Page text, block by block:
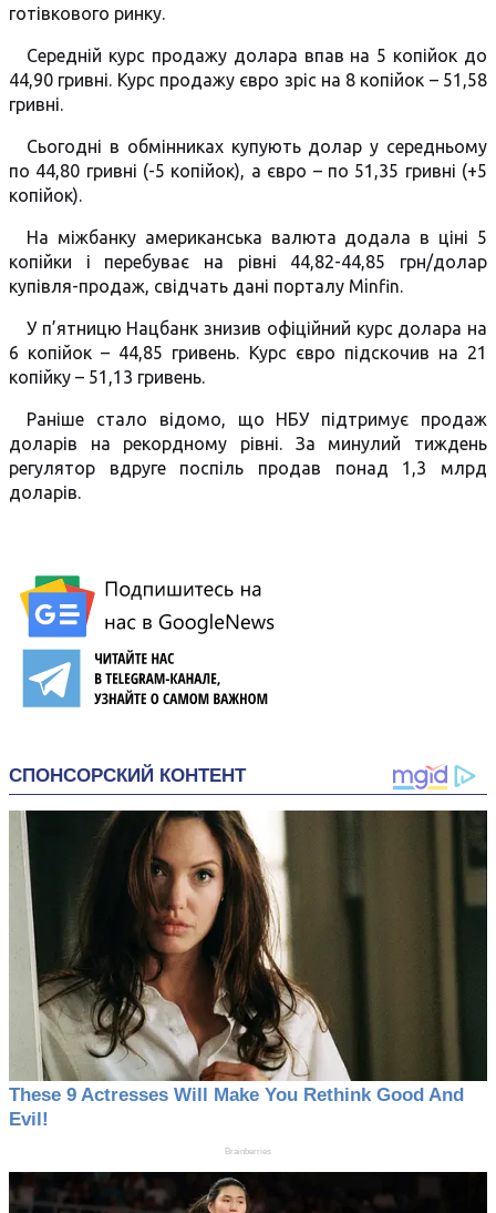
готівкового ринку.
Середній курс продажу долара впав на 5 копійок до
44,90 гривні. Курс продажу євро зріс на 8 копійок – 51,58
гривні.
Сьогодні в обмінниках купують долар у середньому
по 44,80 гривні (-5 копійок), а євро – по 51,35 гривні (+5
копійок).
На міжбанку американська валюта додала в ціні 5
копійки і перебуває на рівні 44,82-44,85 грн/долар
купівля-продаж, свідчать дані порталу Minfin.
У п’ятницю Нацбанк знизив офіційний курс долара на
6 копійок – 44,85 гривень. Курс євро підскочив на 21
копійку – 51,13 гривень.
Раніше стало відомо, що НБУ підтримує продаж
доларів на рекордному рівні. За минулий тиждень
регулятор вдруге поспіль продав понад 1,3 млрд
доларів.